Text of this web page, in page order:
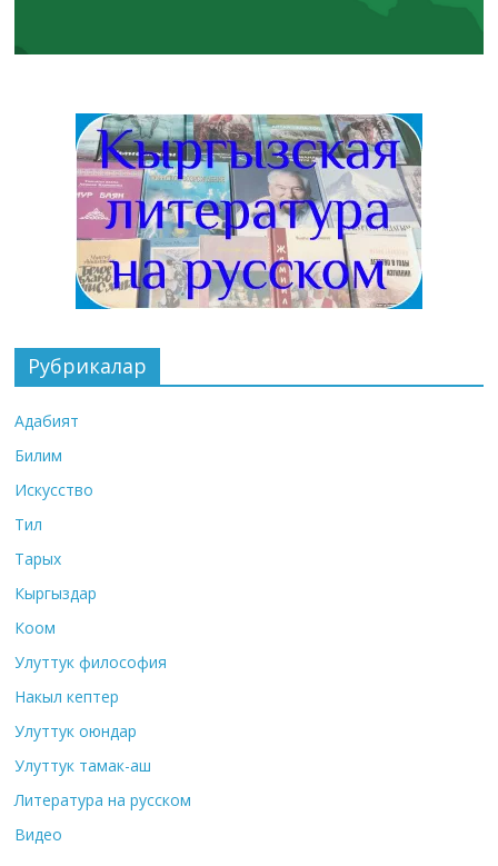
Рубрикалар
Адабият
Билим
Искусство
Тил
Тарых
Кыргыздар
Коом
Улуттук философия
Накыл кептер
Улуттук оюндар
Улуттук тамак-аш
Литература на русском
Видео